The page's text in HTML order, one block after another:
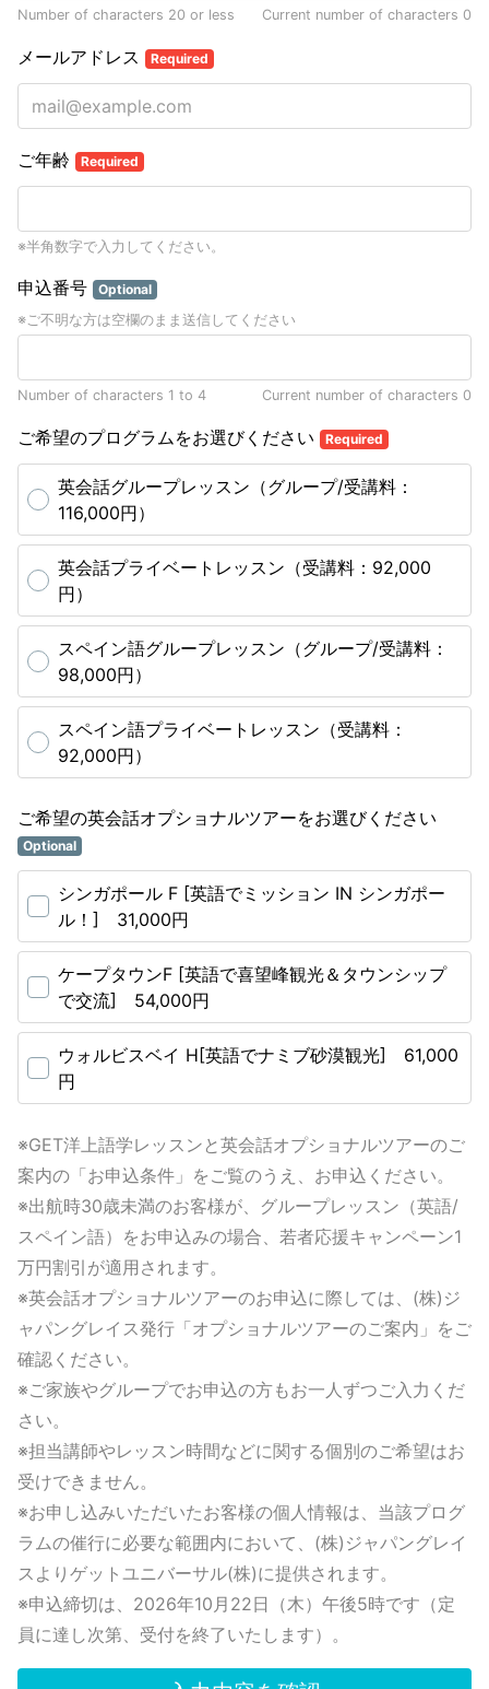
Number of characters 20 or less Current number of characters 0
メールアドレス Required
ご年齢 Required
※半角数字で入力してください。
申込番号 Optional
※ご不明な方は空欄のまま送信してください
Number of characters 1 to 4 Current number of characters 0
ご希望のプログラムをお選びください Required
英会話グループレッスン（グループ/受講料：
116,000円）
英会話プライベートレッスン（受講料：92,000
円）
スペイン語グループレッスン（グループ/受講料：
98,000円）
スペイン語プライベートレッスン（受講料：
92,000円）
ご希望の英会話オプショナルツアーをお選びください
Optional
シンガポール F [英語でミッション IN シンガポー
ル！] 31,000円
ケープタウンF [英語で喜望峰観光＆タウンシップ
で交流] 54,000円
ウォルビスベイ H[英語でナミブ砂漠観光] 61,000
円
※GET洋上語学レッスンと英会話オプショナルツアーのご
案内の「お申込条件」をご覧のうえ、お申込ください。
※出航時30歳未満のお客様が、グループレッスン（英語/
スペイン語）をお申込みの場合、若者応援キャンペーン1
万円割引が適用されます。
※英会話オプショナルツアーのお申込に際しては、 (株) ジ
ャパングレイス発行「オプショナルツアーのご案内」をご
確認ください。
※ご家族やグループでお申込の方もお一人ずつご入力くだ
さい。
※担当講師やレッスン時間などに関する個別のご希望はお
受けできません。
※お申し込みいただいたお客様の個人情報は、当該プログ
ラムの催行に必要な範囲内において、 (株) ジャパングレイ
スよりゲットユニバーサル(株)に提供されます。
※申込締切は、2026年10月22日（木）午後5時です（定
員に達し次第、受付を終了いたします）。